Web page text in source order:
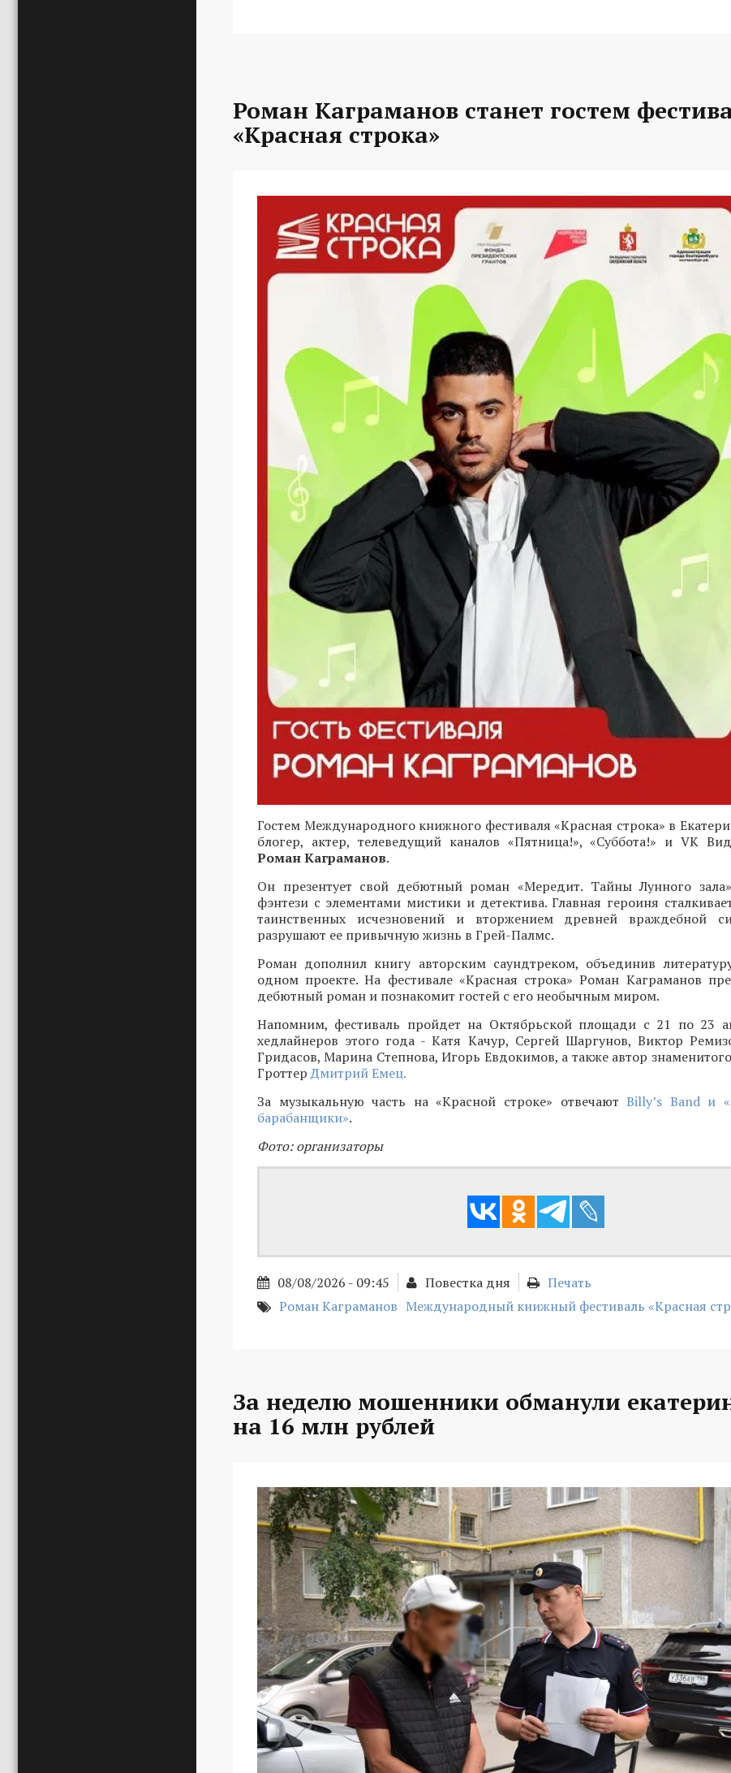
Роман Каграманов станет гостем
«Красная строка»
Гостем Международного книжного фестиваля «Красная строка» в
блогер, актер, телеведущий каналов «Пятница!», «Суббота!» и VK
Роман Каграманов.
Он презентует свой дебютный роман «Мередит. Тайны Лунного
фэнтези с элементами мистики и детектива. Главная героиня
таинственных исчезновений и вторжением древней враждебной
разрушают ее привычную жизнь в Грей-Палмс.
Роман дополнил книгу авторским саундтреком, объединив
одном проекте. На фестивале «Красная строка» Роман Каграманов
дебютный роман и познакомит гостей с его необычным миром.
Напомним, фестиваль пройдет на Октябрьской площади с 21 по 23
хедлайнеров этого года - Катя Качур, Сергей Шаргунов, Виктор
Гридасов, Марина Степнова, Игорь Евдокимов, а также автор
ГроттерДмитрий Емец.
За музыкальную часть на «Красной строке» отвечаютBilly’s Band и
барабанщики».
Фото: организаторы
08/08/2026 - 09:45 Повестка дня
Печать
Роман Каграманов Международный книжный фестиваль «Красная
За неделю мошенники обманули
на 16 млн рублей